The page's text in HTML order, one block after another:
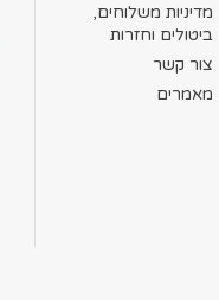
מדיניות משלוחים,
ביטולים וחזרות
צור קשר
מאמרים